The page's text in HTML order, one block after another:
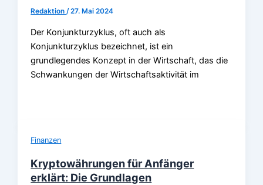
Redaktion/27. Mai 2024
Der Konjunkturzyklus, oft auch als
Konjunkturzyklus bezeichnet, ist ein
grundlegendes Konzept in der Wirtschaft, das die
Schwankungen der Wirtschaftsaktivität im
Finanzen
Kryptowährungen für Anfänger
erklärt: Die Grundlagen